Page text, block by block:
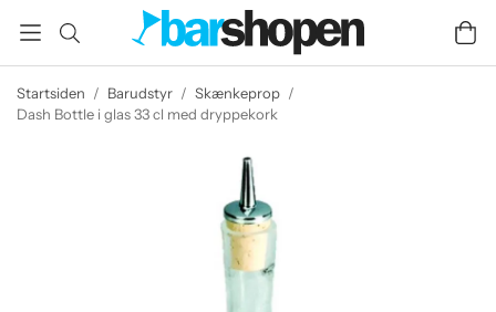
Startsiden / Barudstyr / Skænkeprop /
Dash Bottle i glas 33 cl med dryppekork